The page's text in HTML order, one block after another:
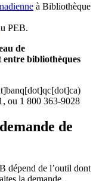
à Bibliothèque
PEB.
de
entre bibliothèques
)
ou 1 800 363-9028
de
dépend de l’outil dont
la demande.